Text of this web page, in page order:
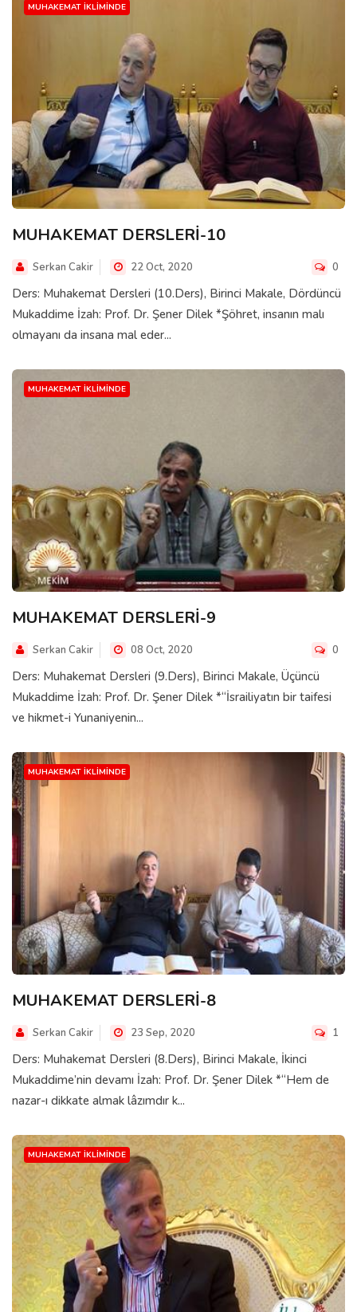
MUHAKEMAT İKLIMINDE
MUHAKEMAT DERSLERİ-10
Serkan Cakir 22 Oct, 2020 0
Ders: Muhakemat Dersleri (10.Ders), Birinci Makale, Dördüncü
Mukaddime İzah: Prof. Dr. Şener Dilek *Şöhret, insanın malı
olmayanı da insana mal eder...
MUHAKEMAT İKLIMINDE
MUHAKEMAT DERSLERİ-9
Serkan Cakir 08 Oct, 2020 0
Ders: Muhakemat Dersleri (9.Ders), Birinci Makale, Üçüncü
Mukaddime İzah: Prof. Dr. Şener Dilek *“İsrailiyatın bir taifesi
ve hikmet-i Yunaniyenin...
MUHAKEMAT İKLIMINDE
MUHAKEMAT DERSLERİ-8
Serkan Cakir 23 Sep, 2020 1
Ders: Muhakemat Dersleri (8.Ders), Birinci Makale, İkinci
Mukaddime’nin devamı İzah: Prof. Dr. Şener Dilek *“Hem de
nazar-ı dikkate almak lâzımdır k...
MUHAKEMAT İKLIMINDE